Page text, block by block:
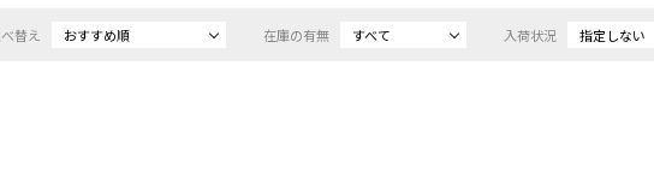
替え おすすめ順 在庫の有無 すべて 入荷状況 指定しない